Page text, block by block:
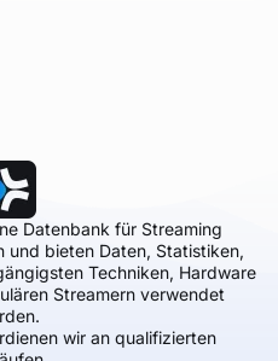
Datenbank für Streaming
und bieten Daten, Statistiken,
Techniken, Hardware
Streamern verwendet
wir an qualifizierten